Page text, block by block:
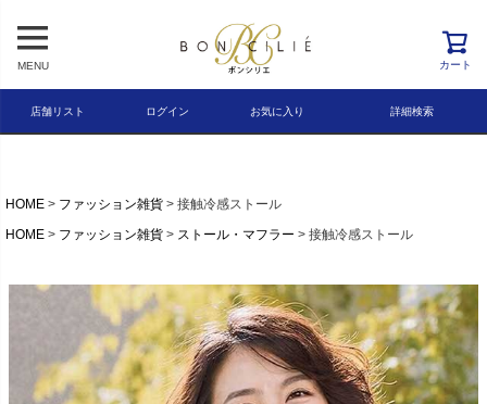
MENU カート
店舗リスト ログイン お気に入り 詳細検索
検索
HOME ファッション雑貨
接触冷感ストール
HOME
ファッション雑貨 ストール・マフラー 接触冷感ストール